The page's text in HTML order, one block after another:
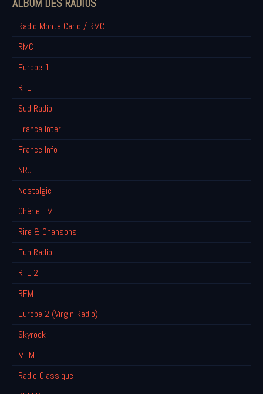
ALBUM DES RADIOS
Radio Monte Carlo / RMC
RMC
Europe 1
RTL
Sud Radio
France Inter
France Info
NRJ
Nostalgie
Chérie FM
Rire & Chansons
Fun Radio
RTL 2
RFM
Europe 2 (Virgin Radio)
Skyrock
MFM
Radio Classique